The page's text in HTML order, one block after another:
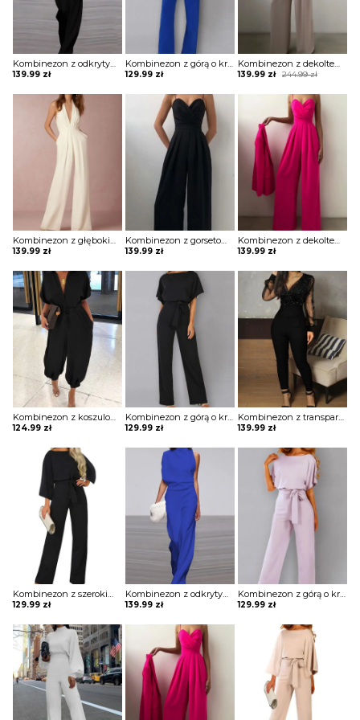
139.99 zł
Kombinezon z górą o kroju nietoperza i wiązaniem w pasie
129.99 zł
Kombinezon z dekoltem w kształcie serca i szerokimi nogawkami
244.99zł
Original
was:
139.99 zł
Current
is:
139.99 zł
Kombinezon z gorsetową górą i szerokimi nogawkami
139.99 zł
Kombinezon z dekoltem w kształcie serca i szerokimi nogawkami
139.99 zł
124.99 zł
Kombinezon z górą o kroju nietoperza i wiązaniem w pasie
129.99 zł
Kombinezon z transparentną cekinową górą
139.99 zł
129.99 zł
Kombinezon z odkrytym ramieniem i luźnym dołem
139.99 zł
Kombinezon z górą o kroju nietoperza i wiązaniem w pasie
129.99 zł